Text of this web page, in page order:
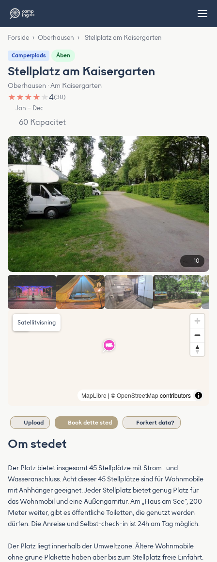
Forside › Oberhausen › Stellplatz am Kaisergarten
Camperplads Åben
Stellplatz am Kaisergarten
Oberhausen · Am Kaisergarten
★ ★ ★ ★ ★4(30)
Jan – Dec
60 Kapacitet
10
MapLibre | ©OpenStreetMapcontributors
Satellitvisning
Upload Book dette sted Forkert data?
Om stedet
Der Platz bietet insgesamt 45 Stellplätze mit Strom- und
Wasseranschluss. Acht dieser 45 Stellplätze sind für Wohnmobile
mit Anhhänger geeignet. Jeder Stellplatz bietet genug Platz für
das Wohnmobil und eine Außengarnitur. Am „Haus am See“, 200
Meter weiter, gibt es öffentliche Toiletten, die genutzt werden
dürfen. Die Anreise und Selbst-check-in ist 24h am Tag möglich.
Der Platz liegt innerhalb der Umweltzone. Ältere Wohnmobile
ohne grüne Plakette haben aber bis zum Stellplatz freie Einfahrt.